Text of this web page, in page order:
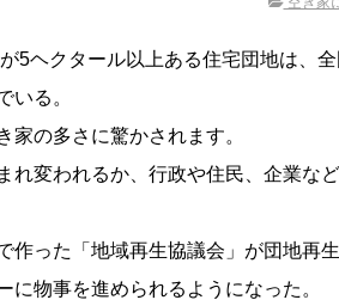
5ヘクタール以上ある住宅団地は、
いる。
の多さに驚かされます。
れ変われるか、行政や住民、企業な
作った「地域再生協議会」が団地再
物事を進められるようになった。